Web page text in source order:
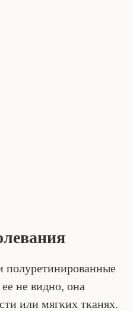
полуретинированные
не видно, она
или мягких тканях.